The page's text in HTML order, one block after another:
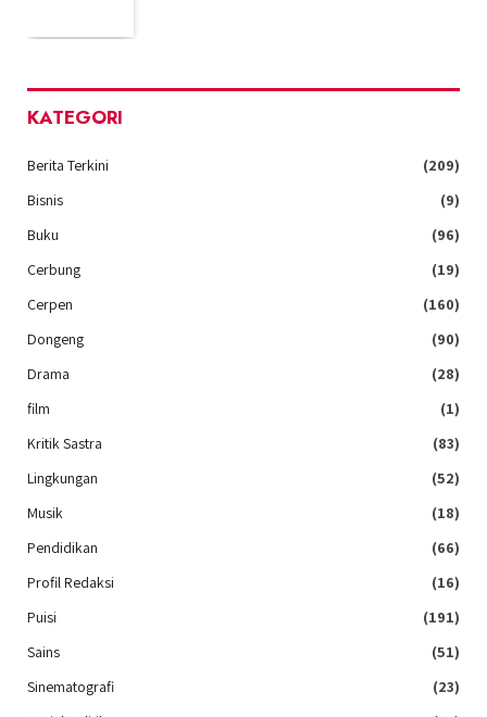
KATEGORI
Berita Terkini
(209)
Bisnis
(9)
Buku
(96)
Cerbung
(19)
Cerpen
(160)
Dongeng
(90)
Drama
(28)
film
(1)
Kritik Sastra
(83)
Lingkungan
(52)
Musik
(18)
Pendidikan
(66)
Profil Redaksi
(16)
Puisi
(191)
Sains
(51)
Sinematografi
(23)